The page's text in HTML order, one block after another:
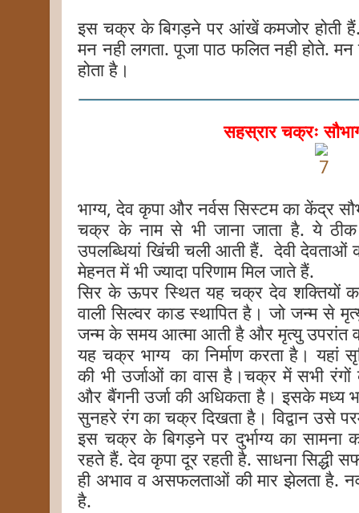
इस चक्र के बिगड़ने पर आंखें कमजोर होती हैं.
मन नही लगता. पूजा पाठ फलित नही होते. मन
होता है।
सहस्रार चक्रः
भाग्य, देव कृपा और नर्वस सिस्टम का केंद्र
चक्र के नाम से भी जाना जाता है. ये ठीक
उपलब्धियां खिंची चली आती हैं. देवी
मेहनत में भी ज्यादा परिणाम मिल जाते हैं.
सिर के ऊपर स्थित यह चक्र देव शक्तियों
वाली सिल्वर काड स्थापित है। जो जन्म से
जन्म के समय आत्मा आती है और मृत्यु उपरांत
यह चक्र भाग्य का निर्माण करता है। यहां
की भी उर्जाओं का वास है।चक्र में सभी रंगों
और बैंगनी उर्जा की अधिकता है। इसके मध्य
सुनहरे रंग का चक्र दिखता है। विद्वान उसे
इस चक्र के बिगड़ने पर दुर्भाग्य का सामना
रहते हैं. देव कृपा दूर रहती है. साधना सिद्धी
ही अभाव व असफलताओं की मार झेलता है.
है.